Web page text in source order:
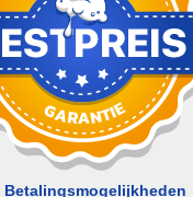
Betalingsmogelijkheden